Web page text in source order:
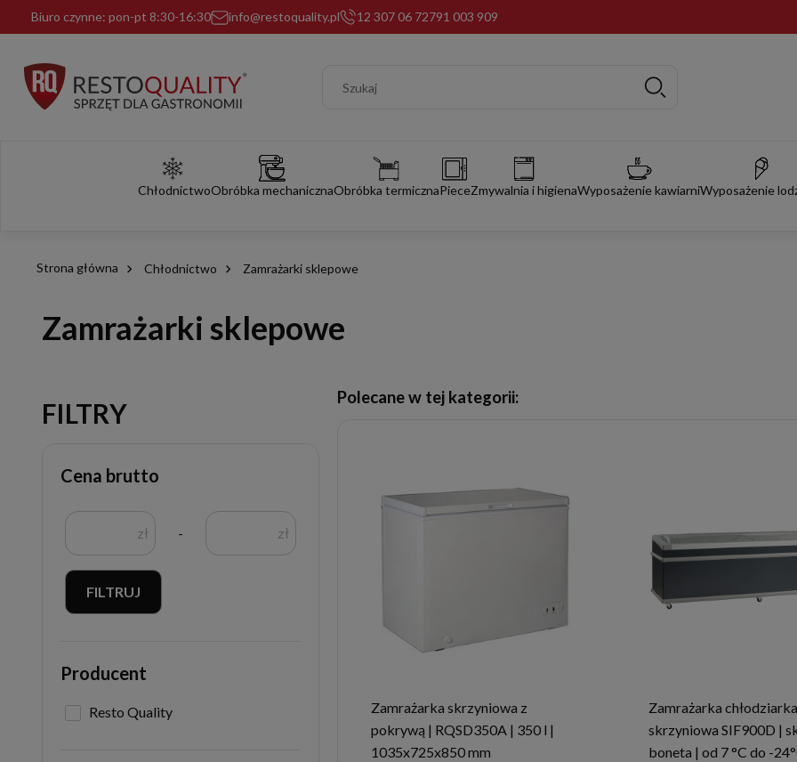
Biuro czynne: pon-pt 8:30-16:30 info@restoquality.pl 12 307 06 72791 003 909
ChłodnictwoObróbka mechanicznaObróbka termicznaPieceZmywalnia i higienaWyposażenie kawiarniWyposażenie
Strona główna Chłodnictwo Zamrażarki sklepowe
Zamrażarki sklepowe
FILTRY
Producent
Resto Quality
Cena brutto
zł - zł
FILTRUJ
Polecane w tej kategorii:
Zamrażarka skrzyniowa z
pokrywą | RQSD350A | 350 l |
1035x725x850 mm
Zamrażarka
skrzyniowa SIF900D |
boneta | od 7 °C do -